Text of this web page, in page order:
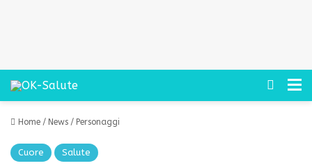
Cerca
Home / News / Personaggi
Cuore Salute